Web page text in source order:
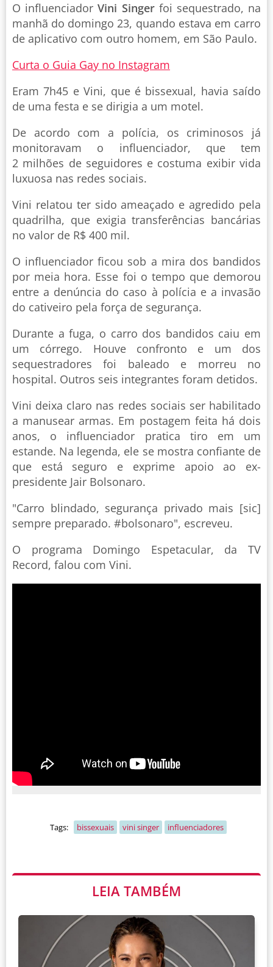
O influenciadorVini Singerfoi sequestrado, na
manhã do domingo 23, quando estava em carro
de aplicativo com outro homem, em São Paulo.
Curta o Guia Gay no Instagram
Eram 7h45 e Vini, que é bissexual, havia saído
de uma festa e se dirigia a um motel.
De acordo com a polícia, os criminosos já
monitoravam o influenciador, que tem
2 milhões de seguidores e costuma exibir vida
luxuosa nas redes sociais.
Vini relatou ter sido ameaçado e agredido pela
quadrilha, que exigia transferências bancárias
no valor de R$ 400 mil.
O influenciador ficou sob a mira dos bandidos
por meia hora. Esse foi o tempo que demorou
entre a denúncia do caso à polícia e a invasão
do cativeiro pela força de segurança.
Durante a fuga, o carro dos bandidos caiu em
um córrego. Houve confronto e um dos
sequestradores foi baleado e morreu no
hospital. Outros seis integrantes foram detidos.
Vini deixa claro nas redes sociais ser habilitado
a manusear armas. Em postagem feita há dois
anos, o influenciador pratica tiro em um
estande. Na legenda, ele se mostra confiante de
que está seguro e exprime apoio ao ex-
presidente Jair Bolsonaro.
"Carro blindado, segurança privado mais [sic]
sempre preparado. #bolsonaro", escreveu.
O programa Domingo Espetacular, da TV
Record, falou com Vini.
Tags: bissexuais vini singer influenciadores
LEIA TAMBÉM